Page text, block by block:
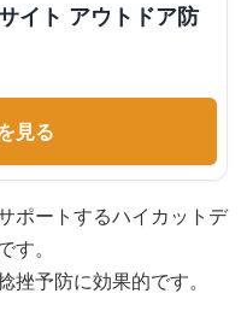
イト アウトドア防
見る
ポートするハイカットデ
。
予防に効果的です。